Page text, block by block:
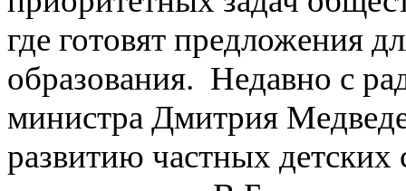
где готовят предложения
образования. Недавно с
министра Дмитрия
развитию частных детских